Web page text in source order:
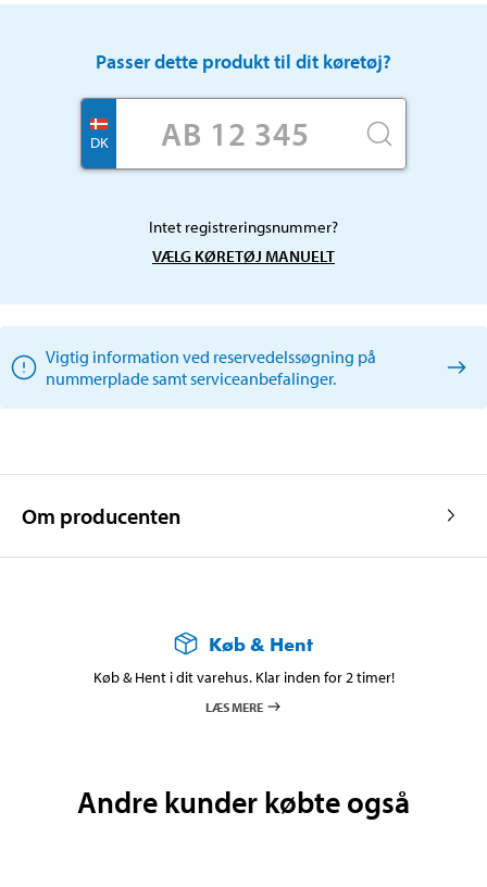
Passer dette produkt til dit køretøj?
DK
Intet registreringsnummer?
VÆLG KØRETØJ MANUELT
Vigtig information ved reservedelssøgning på
nummerplade samt serviceanbefalinger.
Om producenten
Køb & Hent
Køb & Hent i dit varehus. Klar inden for 2 timer!
LÆS MERE
Andre kunder købte også